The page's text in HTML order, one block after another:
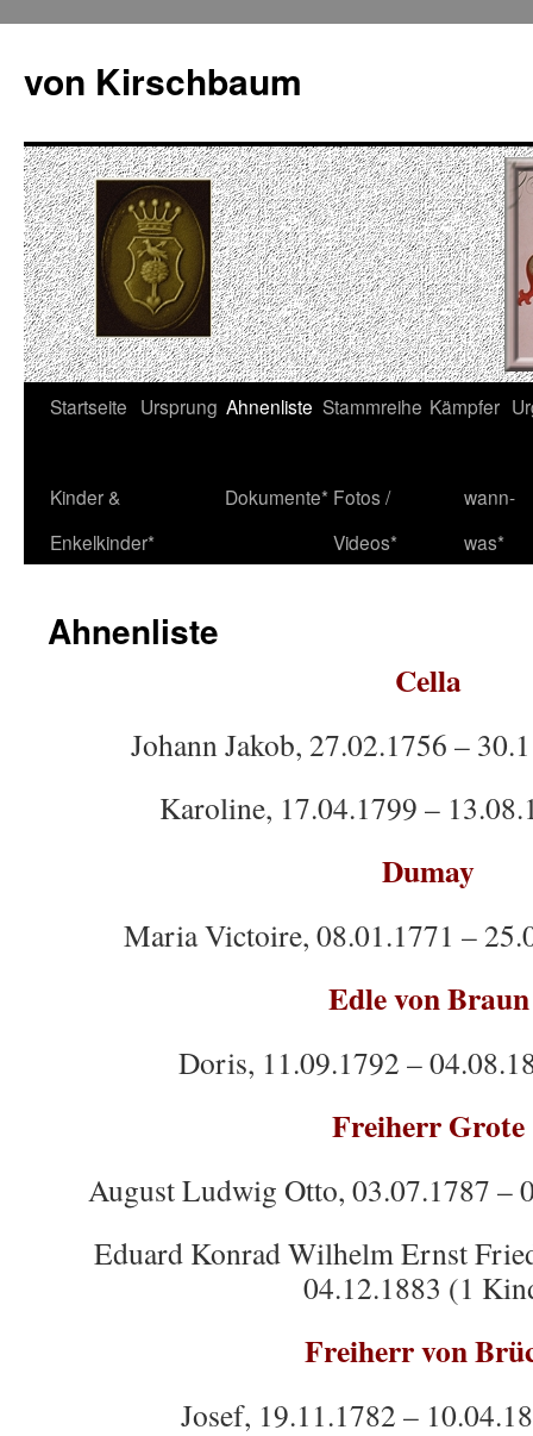
springen
von Kirschbaum
Startseite Ursprung Ahnenliste Stammreihe Kämpfer
Kinder &
Enkelkinder*
Dokumente* Fotos /
Videos*
wann-
was*
Ahnenliste
Cella
Johann Jakob, 27.02.1756 –
Karoline, 17.04.1799 –
Dumay
Maria Victoire, 08.01.1771 –
Edle von Braun
Doris, 11.09.1792 –
Freiherr Grote
August Ludwig Otto, 03.07.1787 –
Eduard Konrad Wilhelm Ernst
04.12.1883 (1
Freiherr von
Josef, 19.11.1782 –